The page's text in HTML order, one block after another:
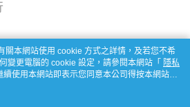
關本網站使用 cookie 方式之詳情，及若您不希
變更電腦的 cookie 設定，請參閱本網站「 隱私
續使用本網站即表示您同意本公司得按本網站使
。